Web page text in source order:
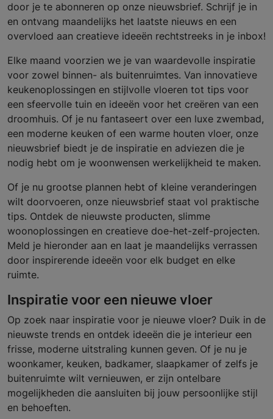
door je te abonneren op onze nieuwsbrief. Schrijf je in
en ontvang maandelijks het laatste nieuws en een
overvloed aan creatieve ideeën rechtstreeks in je inbox!
Elke maand voorzien we je van waardevolle inspiratie
voor zowel binnen- als buitenruimtes. Van innovatieve
keukenoplossingen en stijlvolle vloeren tot tips voor
een sfeervolle tuin en ideeën voor het creëren van een
droomhuis. Of je nu fantaseert over een luxe zwembad,
een moderne keuken of een warme houten vloer, onze
nieuwsbrief biedt je de inspiratie en adviezen die je
nodig hebt om je woonwensen werkelijkheid te maken.
Of je nu grootse plannen hebt of kleine veranderingen
wilt doorvoeren, onze nieuwsbrief staat vol praktische
tips. Ontdek de nieuwste producten, slimme
woonoplossingen en creatieve doe-het-zelf-projecten.
Meld je hieronder aan en laat je maandelijks verrassen
door inspirerende ideeën voor elk budget en elke
ruimte.
Inspiratie voor een nieuwe vloer
Op zoek naar inspiratie voor je nieuwe vloer? Duik in de
nieuwste trends en ontdek ideeën die je interieur een
frisse, moderne uitstraling kunnen geven. Of je nu je
woonkamer, keuken, badkamer, slaapkamer of zelfs je
buitenruimte wilt vernieuwen, er zijn ontelbare
mogelijkheden die aansluiten bij jouw persoonlijke stijl
en behoeften.